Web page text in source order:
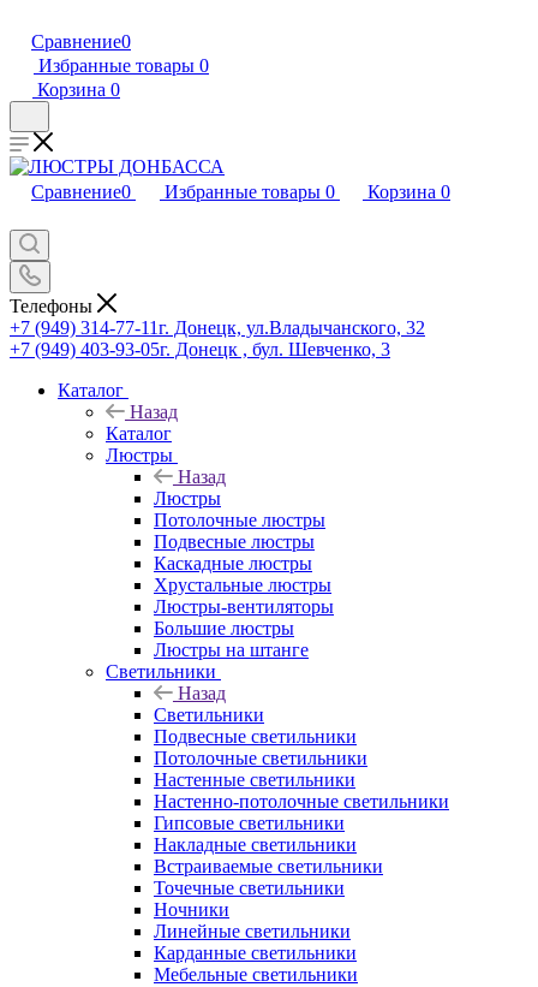
Сравнение0
Избранные товары 0
Корзина 0
Сравнение0 Избранные товары 0 Корзина 0
Телефоны
+7 (949) 314-77-11г. Донецк, ул.Владычанского, 32
+7 (949) 403-93-05г. Донецк , бул. Шевченко, 3
Каталог
Назад
Каталог
Люстры
Назад
Люстры
Потолочные люстры
Подвесные люстры
Каскадные люстры
Хрустальные люстры
Люстры-вентиляторы
Большие люстры
Люстры на штанге
Светильники
Назад
Светильники
Подвесные светильники
Потолочные светильники
Настенные светильники
Настенно-потолочные светильники
Гипсовые светильники
Накладные светильники
Встраиваемые светильники
Точечные светильники
Ночники
Линейные светильники
Карданные светильники
Мебельные светильники